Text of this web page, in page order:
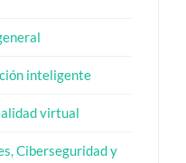
inteligente
virtual
Ciberseguridad y